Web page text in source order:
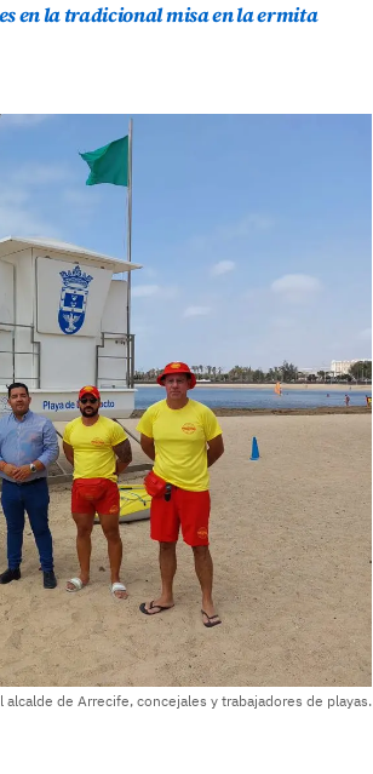
en la tradicional misa en la ermita
alcalde de Arrecife, concejales y trabajadores de playas.